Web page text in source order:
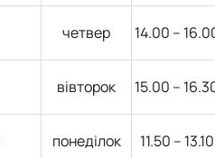
четвер 14.00 –
вівторок 15.00 –
понеділок 11.50 – 13.10